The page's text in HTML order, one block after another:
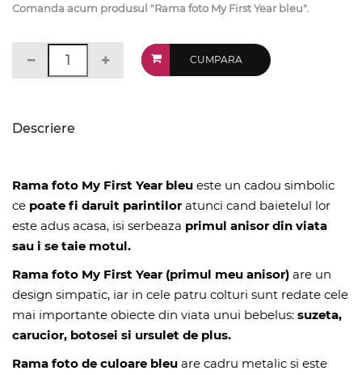
Comanda acum produsul "Rama foto My First Year bleu".
CUMPARA
Descriere
Rama foto My First Year bleu este un cadou simbolic
ce poate fi daruit parintilor atunci cand baietelul lor
este adus acasa, isi serbeaza primul anisor din viata
sau i se taie motul.
Rama foto My First Year (primul meu anisor) are un
design simpatic, iar in cele patru colturi sunt redate cele
mai importante obiecte din viata unui bebelus: suzeta,
carucior, botosei si ursulet de plus.
Rama foto de culoare bleu are cadru metalic si este